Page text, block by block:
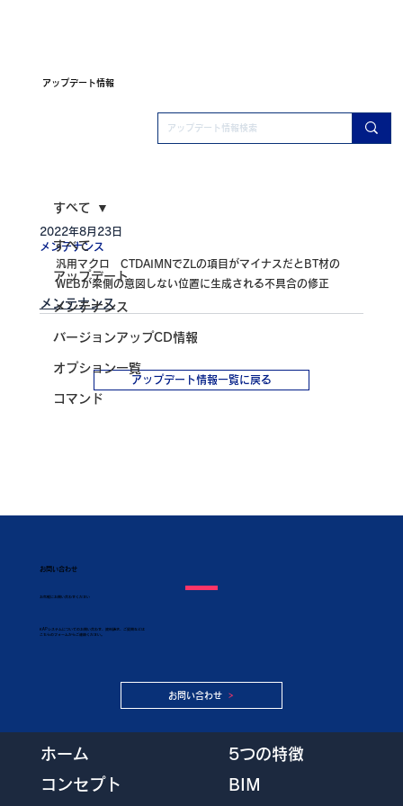
アップデート情報
アップデート情報一覧に戻る
お問い合わせ
​お気軽にお問い合わせください
お問い合わせ
KAPシステムについてのお問い合わせ、資料請求、ご質問などは
こちらのフォームからご連絡ください。
すべて
アップデート
メンテナンス
バージョンアップCD情報
オプション一覧
コマンド
すべて
メンテナンス
2022年8月23日
汎用マクロ　CTDAIMNでZLの項目がマイナスだとBT材の
WEBが梁側の意図しない位置に生成される不具合の修正
メンテナンス
ホーム
コンセプト
5つの特徴
BIM